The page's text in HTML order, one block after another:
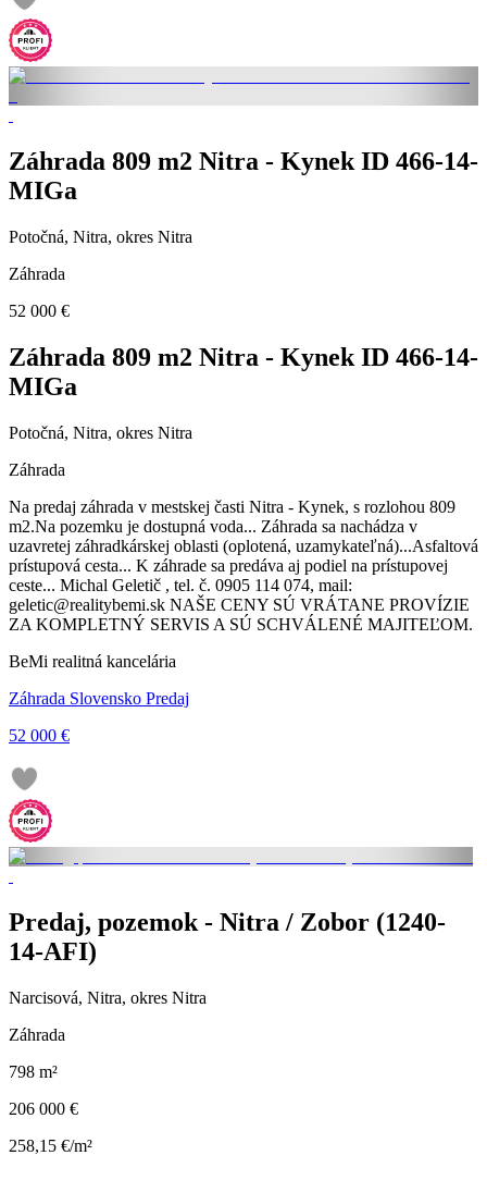
Záhrada 809 m2 Nitra - Kynek ID 466-14-
MIGa
Potočná, Nitra, okres Nitra
Záhrada
52 000 €
Záhrada 809 m2 Nitra - Kynek ID 466-14-
MIGa
Potočná, Nitra, okres Nitra
Záhrada
Na predaj záhrada v mestskej časti Nitra - Kynek, s rozlohou 809
m2.Na pozemku je dostupná voda... Záhrada sa nachádza v
uzavretej záhradkárskej oblasti (oplotená, uzamykateľná)...Asfaltová
prístupová cesta... K záhrade sa predáva aj podiel na prístupovej
ceste... Michal Geletič , tel. č. 0905 114 074, mail:
geletic@realitybemi.sk NAŠE CENY SÚ VRÁTANE PROVÍZIE
ZA KOMPLETNÝ SERVIS A SÚ SCHVÁLENÉ MAJITEĽOM.
BeMi realitná kancelária
Záhrada Slovensko Predaj
52 000 €
Predaj, pozemok - Nitra / Zobor (1240-
14-AFI)
Narcisová, Nitra, okres Nitra
Záhrada
798 m²
206 000 €
258,15 €/m²